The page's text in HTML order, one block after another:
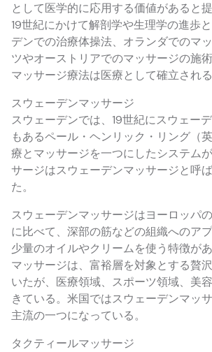
として医学的に応用する価値があると
19世紀にかけて解剖学や生理学の進歩
デンでの治療体操法、オランダでのマ
ツやオーストリアでのマッサージの施
マッサージ療法は医療として確立される
スウェーデンマッサージ
スウェーデンでは、19世紀にスウェー
もあるペール・ヘンリック・リング（
療とマッサージを一つにしたシステム
サージはスウェーデンマッサージと呼
た。
スウェーデンマッサージはヨーロッパ
に比べて、深部の筋などの組織へのア
少量のオイルやクリームを使う特徴が
マッサージは、富裕層を対象とする贅
いたが、医療領域、スポーツ領域、美
きている。米国ではスウェーデンマッ
主流の一つになっている。
タクティールマッサージ